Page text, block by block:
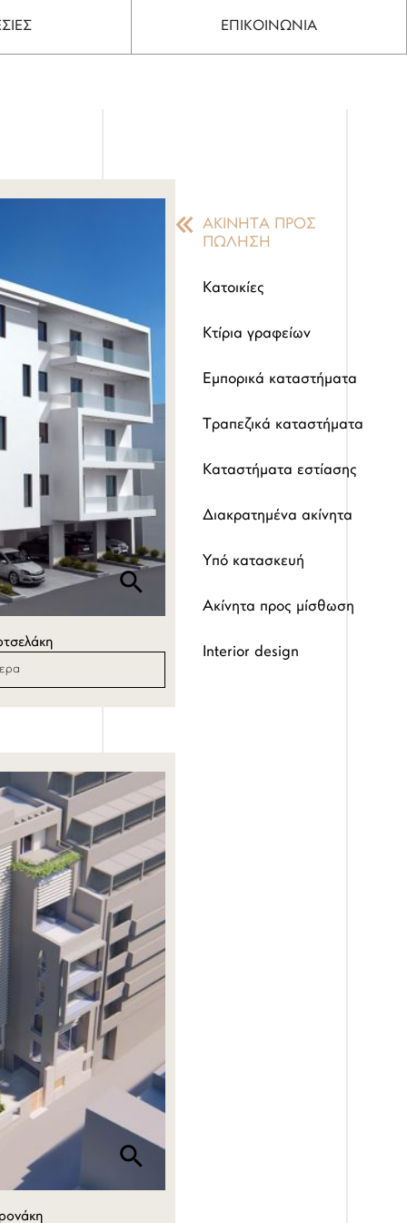
ΕΠΙΚΟΙΝΩΝΙΑ
ΑΚΙΝΗΤΑ ΠΡΟΣ
ΠΩΛΗΣΗ
Κατοικίες
Κτίρια γραφείων
Εμπορικά καταστήματα
Τραπεζικά καταστήματα
Καταστήματα εστίασης
Διακρατημένα ακίνητα
Υπό κατασκευή
Ακίνητα προς μίσθωση
Interior design